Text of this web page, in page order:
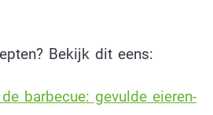
Bekijk dit eens:
barbecue: gevulde eieren-